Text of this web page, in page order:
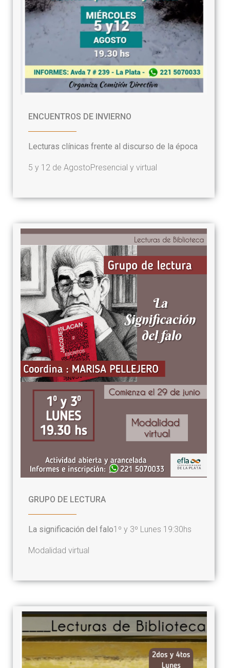
ENCUENTROS DE INVIERNO
Lecturas clínicas frente al discurso de la época
5 y 12 de AgostoPresencial y virtual
GRUPO DE LECTURA
La significación del falo1º y 3º Lunes 19:30hs
Modalidad virtual